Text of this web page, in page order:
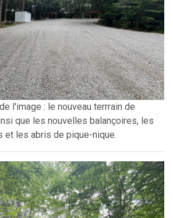
l'image : le nouveau terrrain de
que les nouvelles balançoires, les
et les abris de pique-nique.